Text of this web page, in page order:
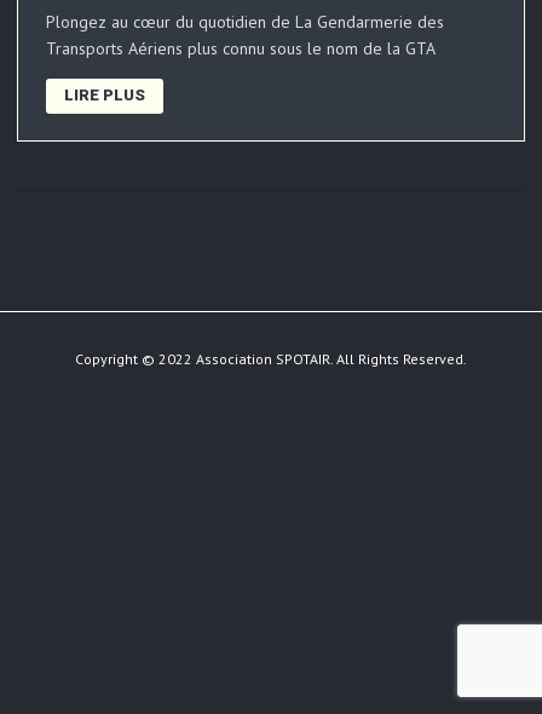
Plongez au cœur du quotidien de La Gendarmerie des
Transports Aériens plus connu sous le nom de la GTA
LIRE PLUS
Copyright © 2022 Association SPOTAIR. All Rights Reserved.